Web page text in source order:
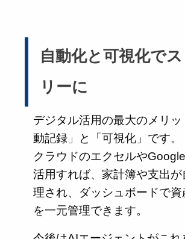
自動化と可視化で
リーに
デジタル活用の最大のメリッ
動記録」と「可視化」です。
クラウドのエクセルや
活用すれば、家計簿や支出
理され、ダッシュボードで資
を一元管理できます。